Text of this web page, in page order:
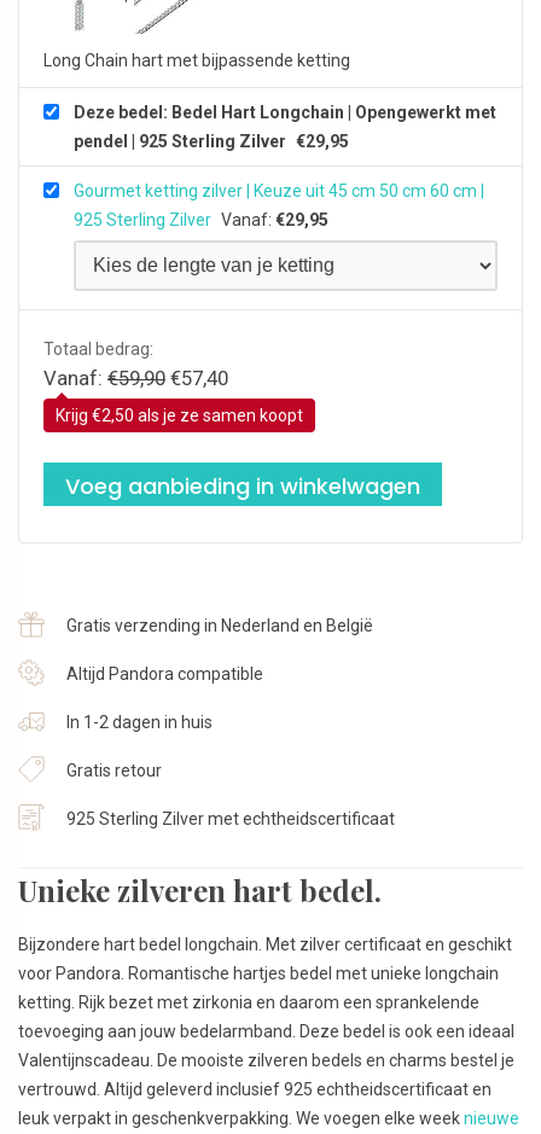
Long Chain hart met bijpassende ketting
Deze bedel: Bedel Hart Longchain | Opengewerkt met
pendel | 925 Sterling Zilver €29,95
Gourmet ketting zilver | Keuze uit 45 cm 50 cm 60 cm |
925 Sterling Zilver Vanaf: €29,95
Totaal bedrag:
Vanaf: €59,90 Oorspronkelijke prijs was: €59,90.
€57,40Huidige prijs is: €57,40.
Krijg €2,50 als je ze samen koopt
Voeg aanbieding in winkelwagen
Gratis verzending in Nederland en België
Altijd Pandora compatible
In 1-2 dagen in huis
Gratis retour
925 Sterling Zilver met echtheidscertificaat
Unieke zilveren hart bedel.
Bijzondere hart bedel longchain. Met zilver certificaat en geschikt
voor Pandora. Romantische hartjes bedel met unieke longchain
ketting. Rijk bezet met zirkonia en daarom een sprankelende
toevoeging aan jouw bedelarmband. Deze bedel is ook een ideaal
Valentijnscadeau. De mooiste zilveren bedels en charms bestel je
vertrouwd. Altijd geleverd inclusief 925 echtheidscertificaat en
leuk verpakt in geschenkverpakking. We voegen elke weeknieuwe